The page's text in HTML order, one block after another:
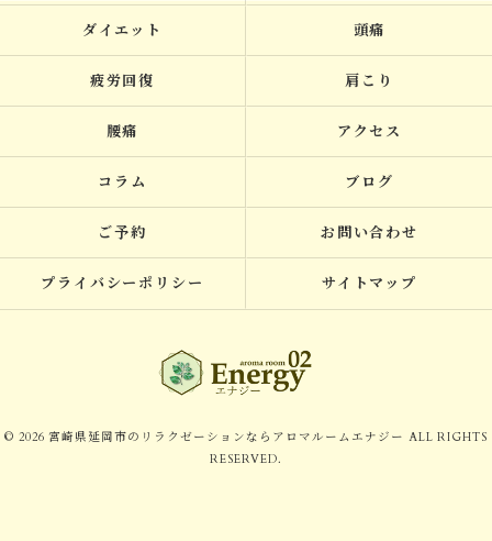
ダイエット 頭痛
疲労回復 肩こり
腰痛 アクセス
コラム ブログ
ご予約 お問い合わせ
プライバシーポリシー サイトマップ
© 2026 宮崎県延岡市のリラクゼーションならアロマルームエナジー ALL RIGHTS
RESERVED.